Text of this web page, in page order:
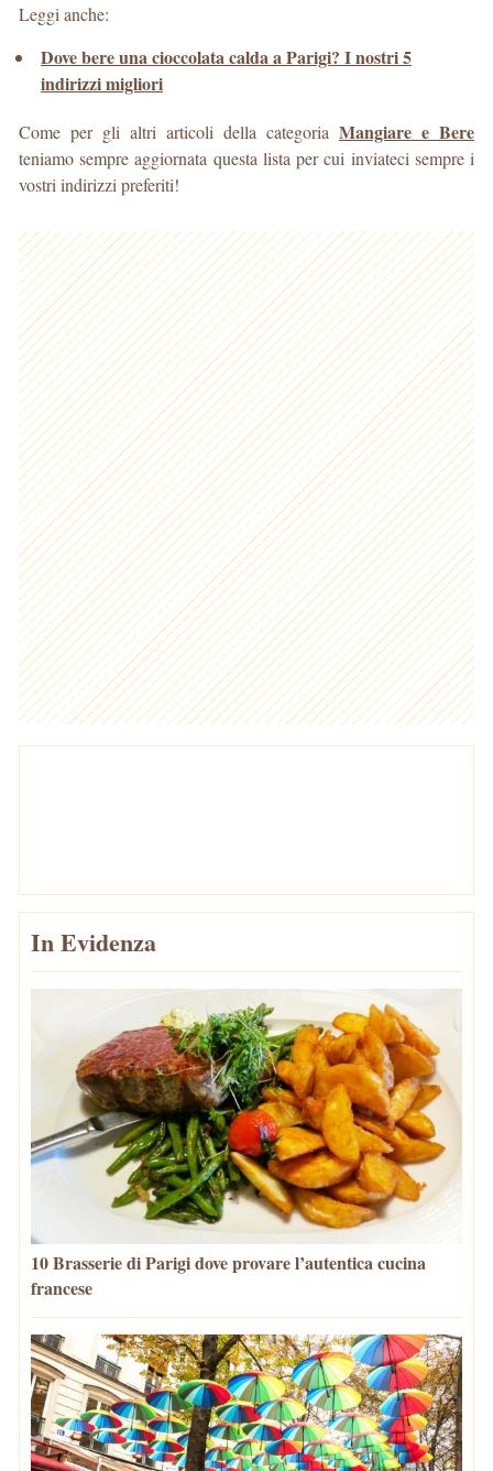
Leggi anche:
Dove bere una cioccolata calda a Parigi? I nostri 5
indirizzi migliori
Come per gli altri articoli della categoria Mangiare e Bere
teniamo sempre aggiornata questa lista per cui inviateci sempre i
vostri indirizzi preferiti!
In Evidenza
10 Brasserie di Parigi dove provare l’autentica cucina
francese